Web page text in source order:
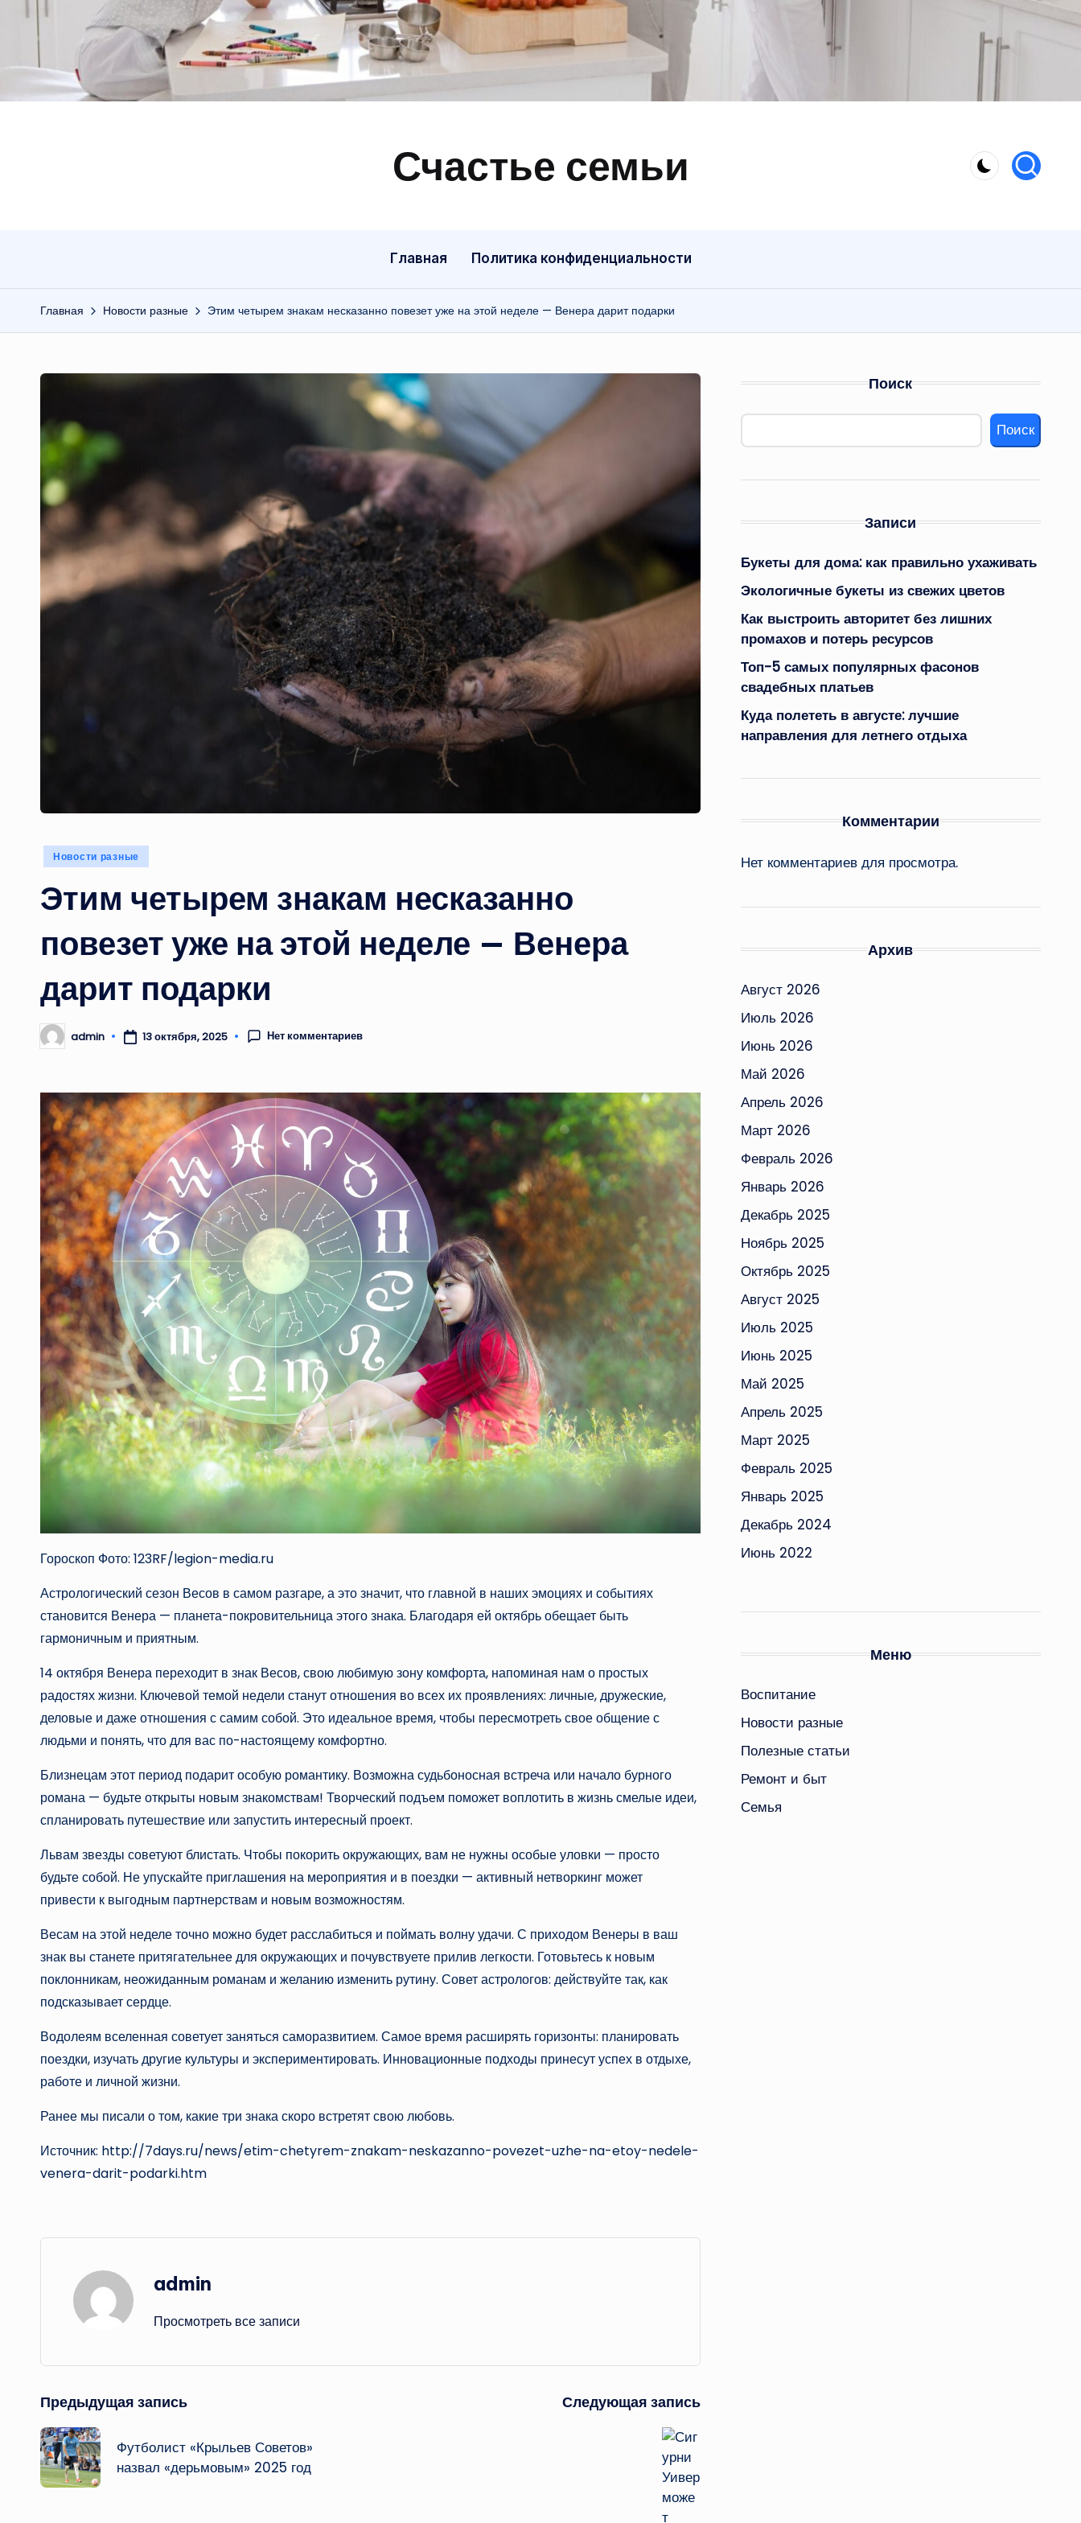
Счастье семьи
Быт,
Главная Политика конфиденциальности
Главная Новости разные Этим четырем знакам несказанно повезет уже на этой неделе — Венера дарит подарки
Опубликовано
Новости разные
Этим четырем знакам несказанно
повезет уже на этой неделе — Венера
дарит подарки
Запись
от
admin 13 октября, 2025 Нет комментариев
Гороскоп Фото: 123RF/legion-media.ru
Астрологический сезон Весов в самом разгаре, а это значит, что главной в наших эмоциях и событиях
становится Венера — планета-покровительница этого знака. Благодаря ей октябрь обещает быть
гармоничным и приятным.
14 октября Венера переходит в знак Весов, свою любимую зону комфорта, напоминая нам о простых
радостях жизни. Ключевой темой недели станут отношения во всех их проявлениях: личные, дружеские,
деловые и даже отношения с самим собой. Это идеальное время, чтобы пересмотреть свое общение с
людьми и понять, что для вас по-настоящему комфортно.
Близнецам этот период подарит особую романтику. Возможна судьбоносная встреча или начало бурного
романа — будьте открыты новым знакомствам! Творческий подъем поможет воплотить в жизнь смелые идеи,
спланировать путешествие или запустить интересный проект.
Львам звезды советуют блистать. Чтобы покорить окружающих, вам не нужны особые уловки — просто
будьте собой. Не упускайте приглашения на мероприятия и в поездки — активный нетворкинг может
привести к выгодным партнерствам и новым возможностям.
Весам на этой неделе точно можно будет расслабиться и поймать волну удачи. С приходом Венеры в ваш
знак вы станете притягательнее для окружающих и почувствуете прилив легкости. Готовьтесь к новым
поклонникам, неожиданным романам и желанию изменить рутину. Совет астрологов: действуйте так, как
подсказывает сердце.
Водолеям вселенная советует заняться саморазвитием. Самое время расширять горизонты: планировать
поездки, изучать другие культуры и экспериментировать. Инновационные подходы принесут успех в отдыхе,
работе и личной жизни.
Ранее мы писали о том, какие три знака скоро встретят свою любовь.
Источник: http://7days.ru/news/etim-chetyrem-znakam-neskazanno-povezet-uzhe-na-etoy-nedele-
venera-darit-podarki.htm
admin
Просмотреть все записи
Навигация
записи
Предыдущая запись
Футболист «Крыльев Советов»
назвал «дерьмовым» 2025 год
Следующая запись
Поиск
Поиск
Записи
Букеты для дома: как правильно ухаживать
Экологичные букеты из свежих цветов
Как выстроить авторитет без лишних
промахов и потерь ресурсов
Топ-5 самых популярных фасонов
свадебных платьев
Куда полететь в августе: лучшие
направления для летнего отдыха
Комментарии
Нет комментариев для просмотра.
Архив
Август 2026
Июль 2026
Июнь 2026
Май 2026
Апрель 2026
Март 2026
Февраль 2026
Январь 2026
Декабрь 2025
Ноябрь 2025
Октябрь 2025
Август 2025
Июль 2025
Июнь 2025
Май 2025
Апрель 2025
Март 2025
Февраль 2025
Январь 2025
Декабрь 2024
Июнь 2022
Меню
Воспитание
Новости разные
Полезные статьи
Ремонт и быт
Семья